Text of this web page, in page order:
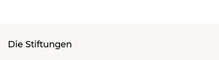
Die Stiftungen